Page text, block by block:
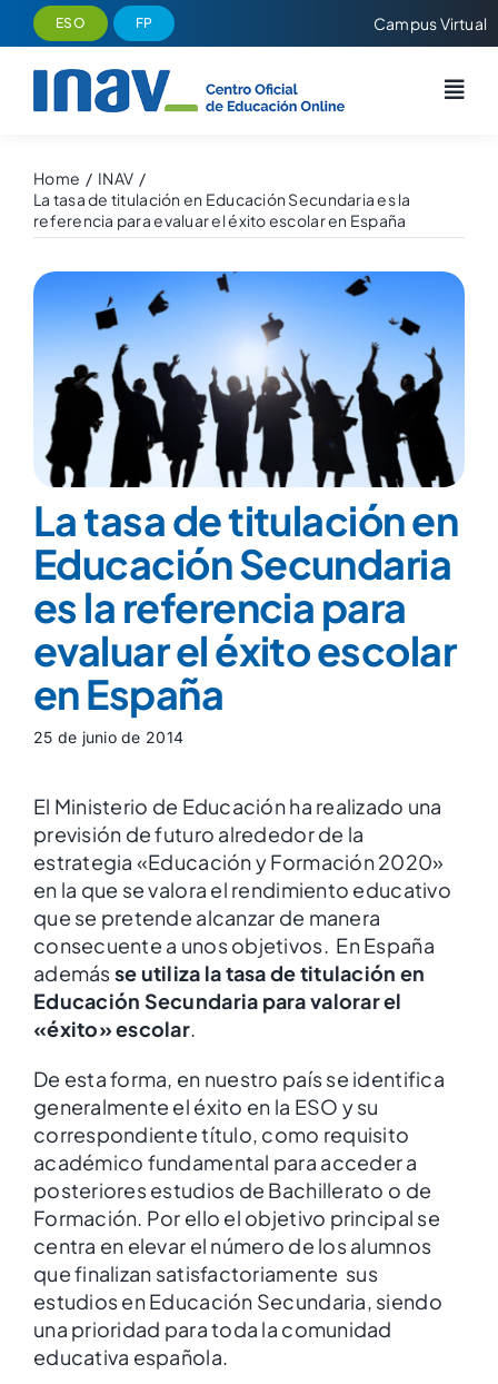
Saltar
al
contenido
ESO FP Campus Virtual
Home
INAV
La tasa de titulación en Educación Secundaria es la
referencia para evaluar el éxito escolar en España
La tasa de titulación en
Educación Secundaria
es la referencia para
evaluar el éxito escolar
en España
25 de junio de 2014
El Ministerio de Educación ha realizado una
previsión de futuro alrededor de la
estrategia «Educación y Formación 2020»
en la que se valora el rendimiento educativo
que se pretende alcanzar de manera
consecuente a unos objetivos. En España
ademásse utiliza la tasa de titulación en
Educación Secundaria para valorar el
«éxito» escolar.
De esta forma, en nuestro país se identifica
generalmente el éxito en la ESO y su
correspondiente título, como requisito
académico fundamental para acceder a
posteriores estudios de Bachillerato o de
Formación. Por ello el objetivo principal se
centra en elevar el número de los alumnos
que finalizan satisfactoriamente sus
estudios en Educación Secundaria, siendo
una prioridad para toda la comunidad
educativa española.